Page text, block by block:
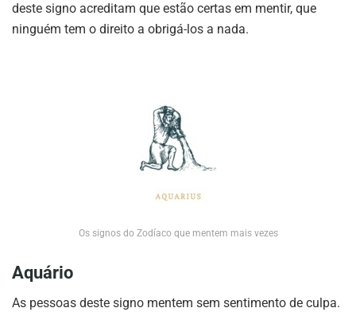
deste signo acreditam que estão certas em mentir, que
ninguém tem o direito a obrigá-los a nada.
Os signos do Zodíaco que mentem mais vezes
Aquário
As pessoas deste signo mentem sem sentimento de culpa.